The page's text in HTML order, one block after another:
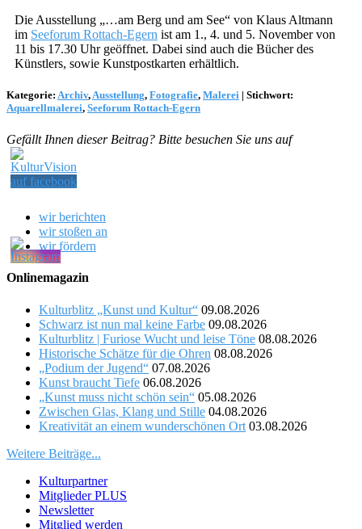
Die Ausstellung „…am Berg und am See“ von Klaus Altmann
im Seeforum Rottach-Egern ist am 1., 4. und 5. November von
11 bis 17.30 Uhr geöffnet. Dabei sind auch die Bücher des
Künstlers, sowie Kunstpostkarten erhältlich.
Kategorie: Archiv,Ausstellung, Fotografie, Malerei | Stichwort:
Aquarellmalerei, Seeforum Rottach-Egern
Gefällt Ihnen dieser Beitrag? Bitte besuchen Sie uns auf
wir berichten
wir stoßen an
wir fördern
Onlinemagazin
Kulturblitz „Kunst und Kultur“ 09.08.2026
Schwarz ist nun mal keine Farbe 09.08.2026
Kulturblitz | Furiose Wucht und leise Töne 08.08.2026
Historische Schätze für die Ohren 08.08.2026
„Podium der Jugend“ 07.08.2026
Kunst braucht Tiefe 06.08.2026
„Kunst muss nicht schön sein“ 05.08.2026
Zwischen Glas, Klang und Stille 04.08.2026
Kreativität an einem wunderschönen Ort 03.08.2026
Weitere Beiträge...
Kulturpartner
Mitglieder PLUS
Newsletter
Mitglied werden